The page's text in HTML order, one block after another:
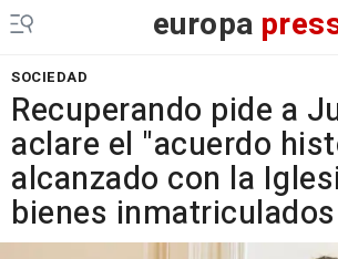
europa
SOCIEDAD
Recuperando pide a
aclare el "acuerdo
alcanzado con la
bienes inmatriculados